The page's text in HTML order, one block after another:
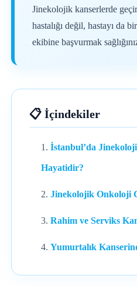
Jinekolojik kanserlerde
hastalığı değil, hastayı da
ekibine başvurmak
📋 İçindekiler
İstanbul’da
Hayatidir?
Jinekolojik Onkoloji
Rahim ve Serviks
Yumurtalık